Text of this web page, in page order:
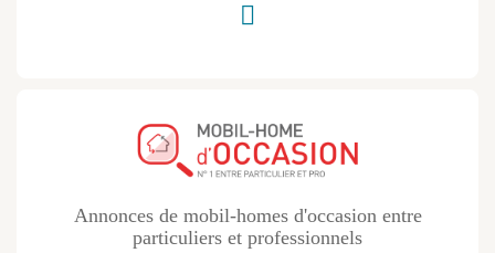
Annonces de mobil-homes d'occasion entre
particuliers et professionnels